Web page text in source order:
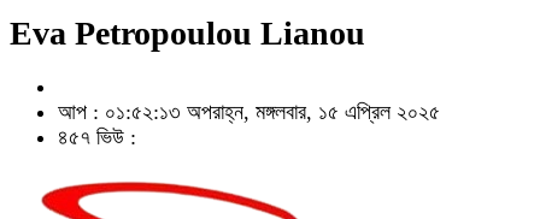
Eva Petropoulou Lianou
আপ : ০১:৫২:১৩ অপরাহ্ন, মঙ্গলবার, ১৫ এপ্রিল ২০২৫
৪৫৭ ভিউ :